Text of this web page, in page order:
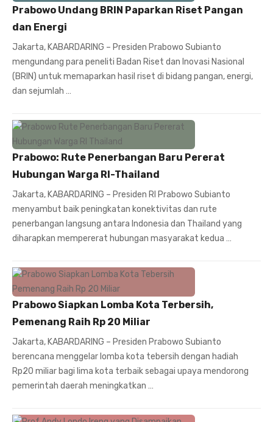
Prabowo Undang BRIN Paparkan Riset Pangan
dan Energi
Jakarta, KABARDARING – Presiden Prabowo Subianto
mengundang para peneliti Badan Riset dan Inovasi Nasional
(BRIN) untuk memaparkan hasil riset di bidang pangan, energi,
dan sejumlah …
Prabowo: Rute Penerbangan Baru Pererat
Hubungan Warga RI-Thailand
Jakarta, KABARDARING – Presiden RI Prabowo Subianto
menyambut baik peningkatan konektivitas dan rute
penerbangan langsung antara Indonesia dan Thailand yang
diharapkan mempererat hubungan masyarakat kedua …
Prabowo Siapkan Lomba Kota Terbersih,
Pemenang Raih Rp 20 Miliar
Jakarta, KABARDARING – Presiden Prabowo Subianto
berencana menggelar lomba kota tebersih dengan hadiah
Rp20 miliar bagi lima kota terbaik sebagai upaya mendorong
pemerintah daerah meningkatkan …